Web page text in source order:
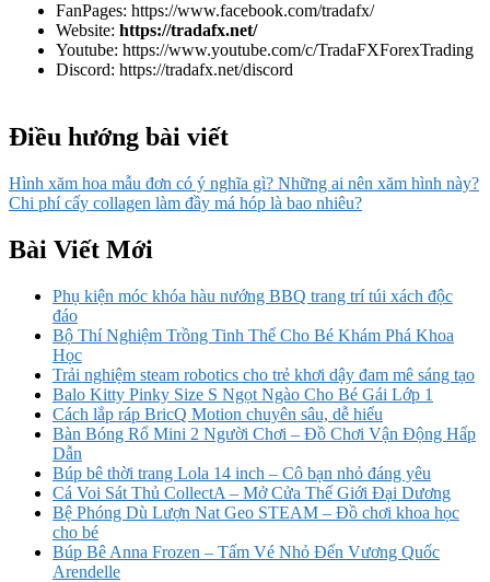
FanPages: https://www.facebook.com/tradafx/
Website: https://tradafx.net/
Youtube: https://www.youtube.com/c/TradaFXForexTrading
Discord: https://tradafx.net/discord
Điều hướng bài viết
Hình xăm hoa mẫu đơn có ý nghĩa gì? Những ai nên xăm hình này?
Chi phí cấy collagen làm đầy má hóp là bao nhiêu?
Bài Viết Mới
Phụ kiện móc khóa hàu nướng BBQ trang trí túi xách độc
đáo
Bộ Thí Nghiệm Trồng Tinh Thể Cho Bé Khám Phá Khoa
Học
Trải nghiệm steam robotics cho trẻ khơi dậy đam mê sáng tạo
Balo Kitty Pinky Size S Ngọt Ngào Cho Bé Gái Lớp 1
Cách lắp ráp BricQ Motion chuyên sâu, dễ hiểu
Bàn Bóng Rổ Mini 2 Người Chơi – Đồ Chơi Vận Động Hấp
Dẫn
Búp bê thời trang Lola 14 inch – Cô bạn nhỏ đáng yêu
Cá Voi Sát Thủ CollectA – Mở Cửa Thế Giới Đại Dương
Bệ Phóng Dù Lượn Nat Geo STEAM – Đồ chơi khoa học
cho bé
Búp Bê Anna Frozen – Tấm Vé Nhỏ Đến Vương Quốc
Arendelle